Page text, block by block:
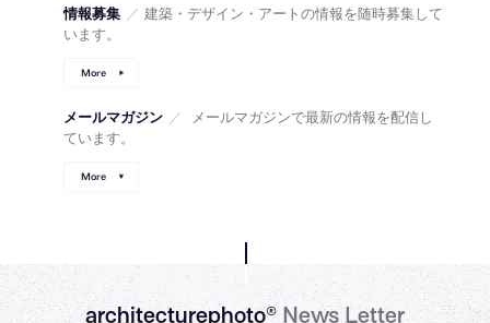
情報募集 ／ 建築・デザイン・アートの情報を随時募集して
います。
More
メールマガジン ／
メールマガジンで最新の情報を配信し
ています。
More
architecturephoto®News Letter